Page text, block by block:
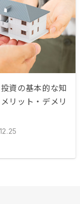
資の基本的な知
リット・デメリ